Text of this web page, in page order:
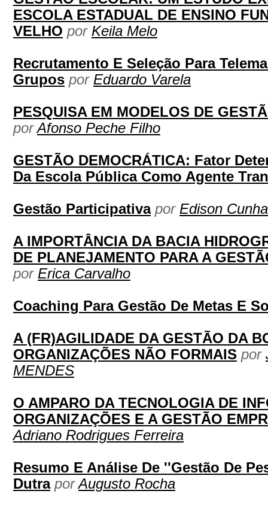
ESCOLA ESTADUAL DE ENSINO
VELHO por Keila Melo
Recrutamento E Seleção Para
Grupos por Eduardo Varela
PESQUISA EM MODELOS DE
porAfonso Peche Filho
GESTÃO DEMOCRÁTICA: Fator
Da Escola Pública Como Agente
Gestão Participativa por Edison Cunha
A IMPORTÂNCIA DA BACIA
DE PLANEJAMENTO PARA A
por Erica Carvalho
Coaching Para Gestão De Metas E
A (FR)AGILIDADE DA GESTÃO DA
ORGANIZAÇÕES NÃO FORMAIS por
MENDES
O AMPARO DA TECNOLOGIA DE
ORGANIZAÇÕES E A GESTÃO
Adriano Rodrigues Ferreira
Resumo E Análise De ''Gestão De
Dutra porAugusto Rocha